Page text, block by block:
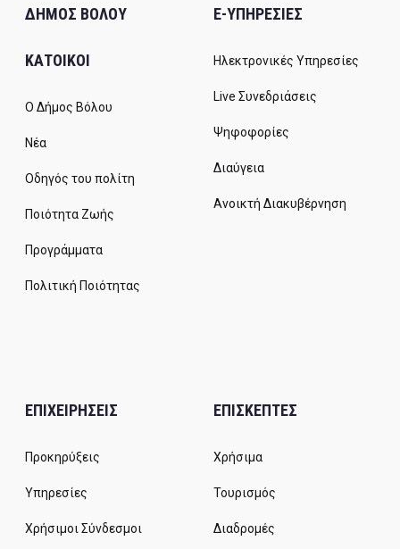
ΔΗΜΟΣ ΒΟΛΟΥ
ΚΑΤΟΙΚΟΙ
Ο Δήμος Βόλου
Νέα
Οδηγός του πολίτη
Ποιότητα Ζωής
Προγράμματα
Πολιτική Ποιότητας
E-ΥΠΗΡΕΣΙΕΣ
Ηλεκτρονικές Υπηρεσίες
Live Συνεδριάσεις
Ψηφοφορίες
Διαύγεια
Ανοικτή Διακυβέρνηση
ΕΠΙΧΕΙΡΗΣΕΙΣ
Προκηρύξεις
Υπηρεσίες
Χρήσιμοι Σύνδεσμοι
ΕΠΙΣΚΕΠΤΕΣ
Χρήσιμα
Τουρισμός
Διαδρομές